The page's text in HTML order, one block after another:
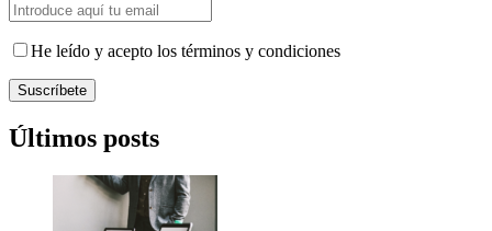
He leído y acepto los términos y condiciones
Suscríbete
Últimos posts